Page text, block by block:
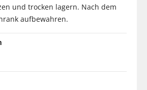
und trocken lagern. Nach dem
aufbewahren.